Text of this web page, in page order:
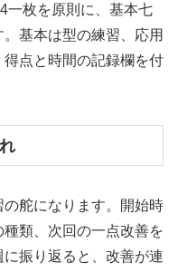
一枚を原則に、基本七
基本は型の練習、応用
点と時間の記録欄を付
舵になります。開始時
類、次回の一点改善を
振り返ると、改善が連